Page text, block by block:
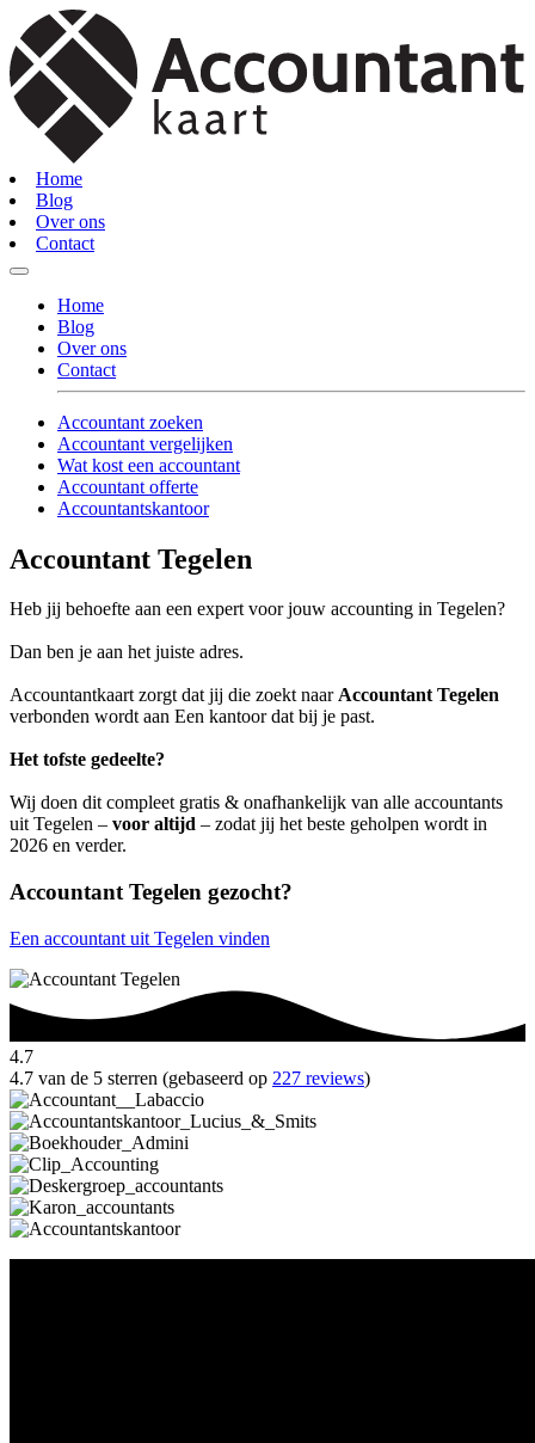
Home
Blog
Over ons
Contact
Home
Blog
Over ons
Contact
Accountant zoeken
Accountant vergelijken
Wat kost een accountant
Accountant offerte
Accountantskantoor
Accountant Tegelen
Heb jij behoefte aan een expert voor jouw accounting in Tegelen?
Dan ben je aan het juiste adres.
Accountantkaart zorgt dat jij die zoekt naarAccountant Tegelen
verbonden wordt aan Een kantoor dat bij je past.
Het tofste gedeelte?
Wij doen dit compleet gratis & onafhankelijk van alle accountants
uit Tegelen – voor altijd – zodat jij het beste geholpen wordt in
2026 en verder.
Accountant Tegelen gezocht?
Een accountant uit Tegelen vinden
4.7
4.7 van de 5 sterren (gebaseerd op 227 reviews)